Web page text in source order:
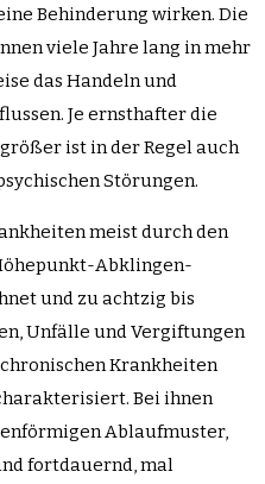
Behinderung wirken. Die
viele Jahre lang in mehr
das Handeln und
Je ernsthafter die
ist in der Regel auch
Störungen.
meist durch den
Abklingen-
und zu achtzig bis
Unfälle und Vergiftungen
Krankheiten
Bei ihnen
Ablaufmuster,
fortdauernd, mal